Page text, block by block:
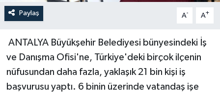
Paylaş A- A+
ANTALYA Büyükşehir Belediyesi bünyesindeki İş
ve Danışma Ofisi'ne, Türkiye'deki birçok ilçenin
nüfusundan daha fazla, yaklaşık 21 bin kişi iş
başvurusu yaptı. 6 binin üzerinde vatandaş işe